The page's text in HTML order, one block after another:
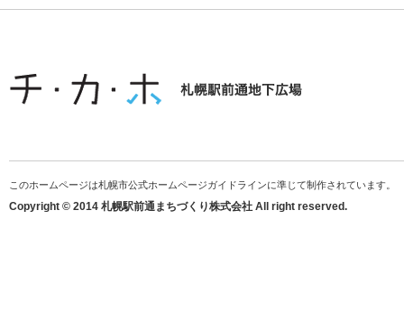
このホームページは札幌市公式ホームページガイドラインに準じて制作されています。
Copyright © 2014 札幌駅前通まちづくり株式会社 All right reserved.